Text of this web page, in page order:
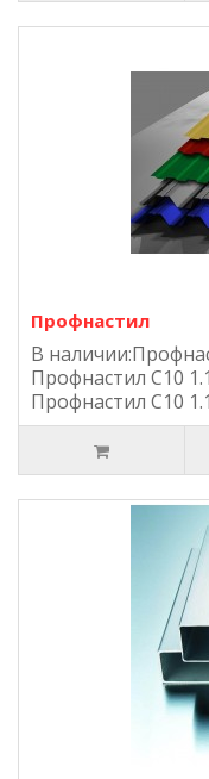
Профнастил
В
Профнастил С10
Профнастил С10